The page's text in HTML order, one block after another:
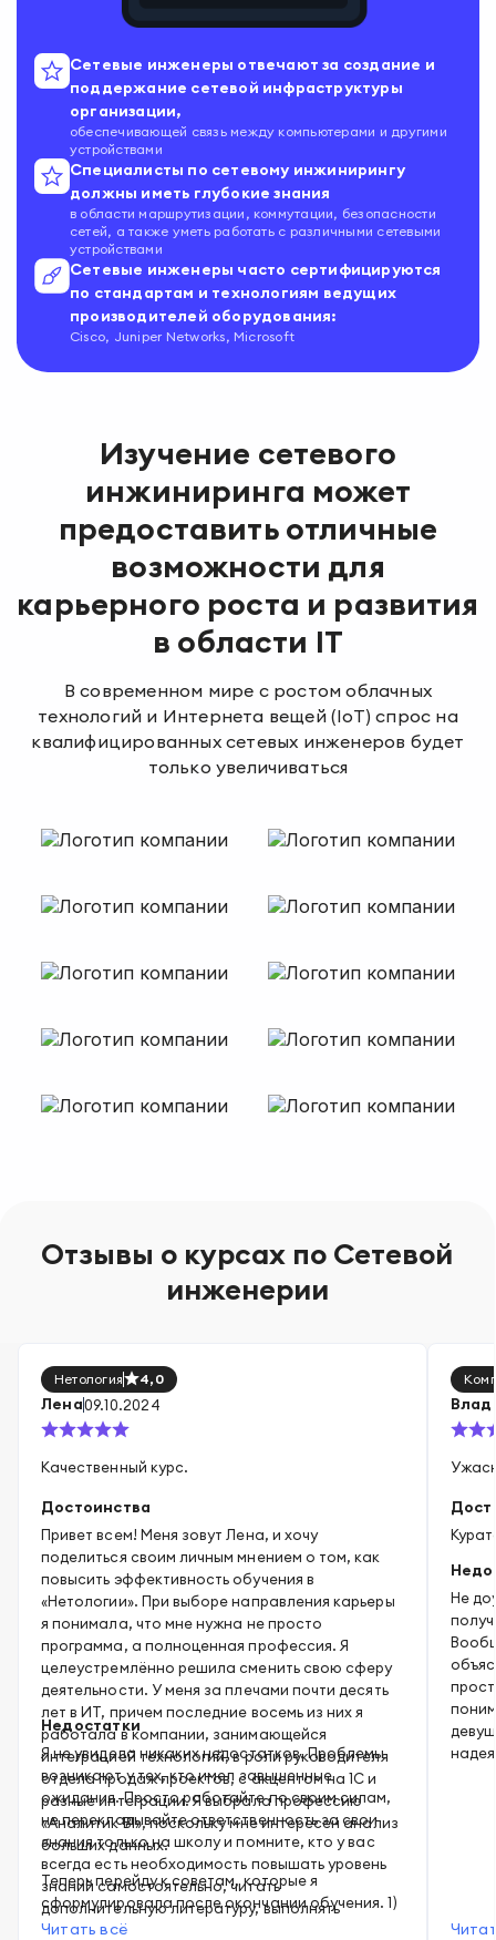
Сетевые инженеры отвечают за создание и
поддержание сетевой инфраструктуры
организации,
обеспечивающей связь между компьютерами и другими
устройствами
Специалисты по сетевому инжинирингу
должны иметь глубокие знания
в области маршрутизации, коммутации, безопасности
сетей, а также уметь работать с различными сетевыми
устройствами
Сетевые инженеры часто сертифицируются
по стандартам и технологиям ведущих
производителей оборудования:
Cisco, Juniper Networks, Microsoft
Изучение сетевого
инжиниринга может
предоставить отличные
возможности для
карьерного роста и развития
в области IT
В современном мире с ростом облачных
технологий и Интернета вещей (IoT) спрос на
квалифицированных сетевых инженеров будет
только увеличиваться
Отзывы о курсах по Сетевой
инженерии
Лена09.10.2024
Нетология 4,0
Качественный курс.
Достоинства
Привет всем! Меня зовут Лена, и хочу
поделиться своим личным мнением о том, как
повысить эффективность обучения в
«Нетологии». При выборе направления карьеры
я понимала, что мне нужна не просто
программа, а полноценная профессия. Я
целеустремлённо решила сменить свою сферу
деятельности. У меня за плечами почти десять
лет в ИТ, причем последние восемь из них я
работала в компании, занимающейся
интеграцией технологий, в роли руководителя
отдела продаж проектов, с акцентом на 1С и
разные интеграции. Я выбрала профессию
«Аналитик BI», поскольку мне интересен анализ
больших данных.
Теперь перейду к советам, которые я
сформулировала после окончании обучения. 1)
Заранее планируйте время для изучения — не
Недостатки
Я не увидела никаких недостатков. Проблемы
возникают у тех, кто имел завышенные
ожидания. Просто работайте по своим силам,
не перекладывайте ответственность за свои
знания только на школу и помните, кто у вас
всегда есть необходимость повышать уровень
знаний самостоятельно, читать
дополнительную литературу, выполнять
практические проекты и пополнять портфолио.
Читать всё
Влад
Не